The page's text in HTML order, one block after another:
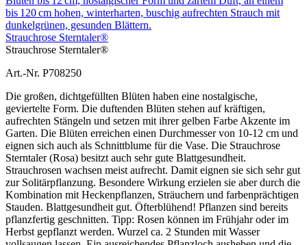
Strauchrose Sterntaler®
Strauchrose Sterntaler®
Art.-Nr. P708250
Die großen, dichtgefüllten Blüten haben eine nostalgische,
geviertelte Form. Die duftenden Blüten stehen auf kräftigen,
aufrechten Stängeln und setzen mit ihrer gelben Farbe Akzente im
Garten. Die Blüten erreichen einen Durchmesser von 10-12 cm und
eignen sich auch als Schnittblume für die Vase. Die Strauchrose
Sterntaler (Rosa) besitzt auch sehr gute Blattgesundheit.
Strauchrosen wachsen meist aufrecht. Damit eignen sie sich sehr gut
zur Solitärpflanzung. Besondere Wirkung erzielen sie aber durch die
Kombination mit Heckenpflanzen, Sträuchern und farbenprächtigen
Stauden. Blattgesundheit gut. Öfterblühend! Pflanzen sind bereits
pflanzfertig geschnitten. Tipp: Rosen können im Frühjahr oder im
Herbst gepflanzt werden. Wurzel ca. 2 Stunden mit Wasser